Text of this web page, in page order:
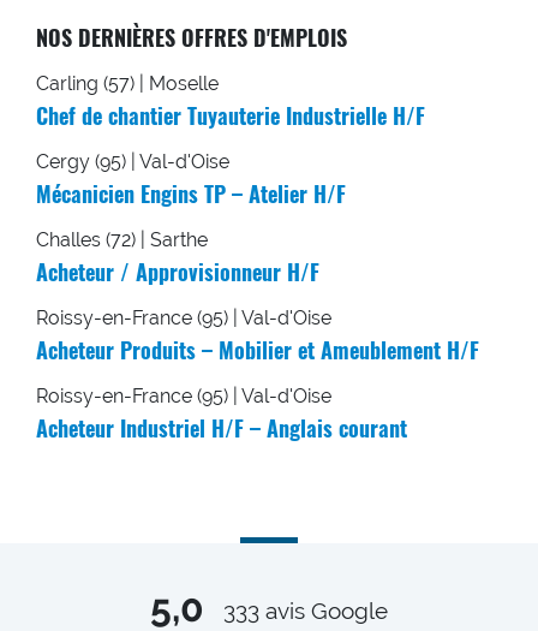
NOS DERNIÈRES OFFRES D'EMPLOIS
Carling (57) | Moselle
Chef de chantier Tuyauterie Industrielle H/F
Cergy (95) | Val-d'Oise
Mécanicien Engins TP – Atelier H/F
Challes (72) | Sarthe
Acheteur / Approvisionneur H/F
Roissy-en-France (95) | Val-d'Oise
Acheteur Produits – Mobilier et Ameublement H/F
Roissy-en-France (95) | Val-d'Oise
Acheteur Industriel H/F – Anglais courant
5,0 333 avis Google